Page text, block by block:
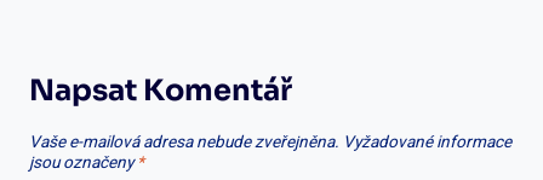
Napsat Komentář
Vaše e-mailová adresa nebude zveřejněna. Vyžadované informace
jsou označeny*